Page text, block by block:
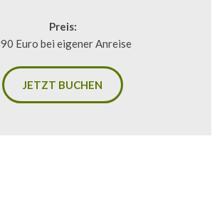
Preis:
Euro bei eigener Anreise
JETZT BUCHEN